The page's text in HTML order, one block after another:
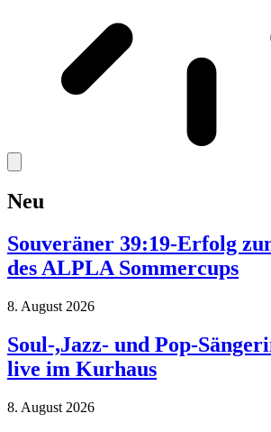
Neu
Souveräner 39:19-Erfolg
des ALPLA Sommercups
8. August 2026
Soul-,Jazz- und Pop-
live im Kurhaus
8. August 2026